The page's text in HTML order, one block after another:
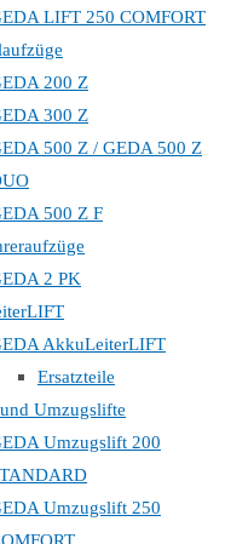
LIFT 250 COMFORT
200 Z
300 Z
500 Z / GEDA 500 Z
500 Z F
2 PK
AkkuLeiterLIFT
Ersatzteile
Umzugslifte
Umzugslift 200
Umzugslift 250